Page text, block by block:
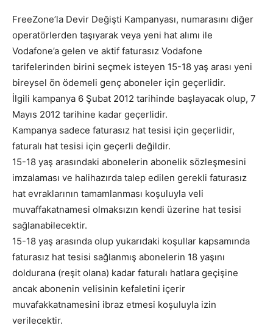
FreeZone’la Devir Değişti Kampanyası, numarasını diğer
operatörlerden taşıyarak veya yeni hat alımı ile
Vodafone’a gelen ve aktif faturasız Vodafone
tarifelerinden birini seçmek isteyen 15-18 yaş arası yeni
bireysel ön ödemeli genç aboneler için geçerlidir.
İlgili kampanya 6 Şubat 2012 tarihinde başlayacak olup, 7
Mayıs 2012 tarihine kadar geçerlidir.
Kampanya sadece faturasız hat tesisi için geçerlidir,
faturalı hat tesisi için geçerli değildir.
15-18 yaş arasındaki abonelerin abonelik sözleşmesini
imzalaması ve halihazırda talep edilen gerekli faturasız
hat evraklarının tamamlanması koşuluyla veli
muvaffakatnamesi olmaksızın kendi üzerine hat tesisi
sağlanabilecektir.
15-18 yaş arasında olup yukarıdaki koşullar kapsamında
faturasız hat tesisi sağlanmış abonelerin 18 yaşını
doldurana (reşit olana) kadar faturalı hatlara geçişine
ancak abonenin velisinin kefaletini içerir
muvafakkatnamesini ibraz etmesi koşuluyla izin
verilecektir.